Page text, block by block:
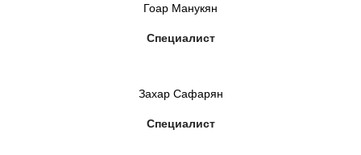
Гоар Манукян
Специалист
Захар Сафарян
Специалист